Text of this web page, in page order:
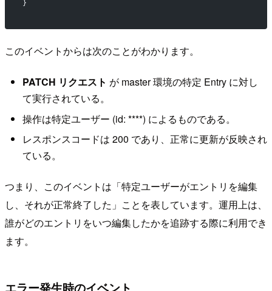
}
このイベントからは次のことがわかります。
PATCH リクエスト が master 環境の特定 Entry に対し
て実行されている。
操作は特定ユーザー (id: ****) によるものである。
レスポンスコードは 200 であり、正常に更新が反映され
ている。
つまり、このイベントは「特定ユーザーがエントリを編集
し、それが正常終了した」ことを表しています。運用上は、
誰がどのエントリをいつ編集したかを追跡する際に利用でき
ます。
エラー発生時のイベント